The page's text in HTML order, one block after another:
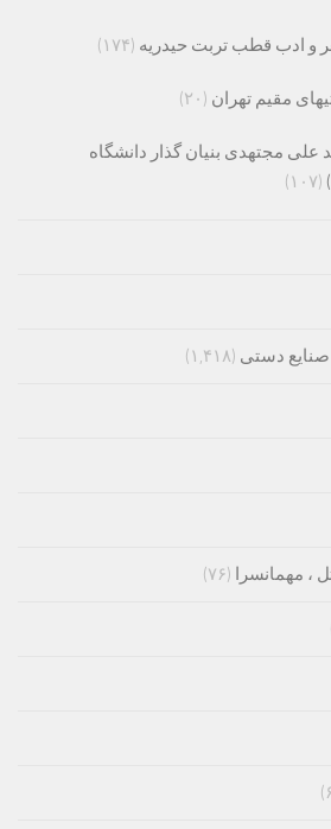
و ادب قطب تربت حیدریه (۱۷۴)
مقیم تهران (۲۰)
علی مجتهدی بنیان گذار دانشگاه
(۱۰۷)
صنایع دستی (۱,۴۱۸)
، مهمانسرا (۷۶)